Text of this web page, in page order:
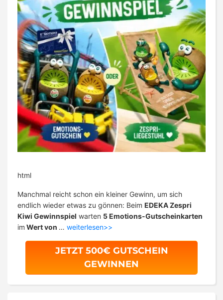
html
Manchmal reicht schon ein kleiner Gewinn, um sich
endlich wieder etwas zu gönnen: Beim EDEKA Zespri
Kiwi Gewinnspiel warten 5 Emotions-Gutscheinkarten
im Wert von … weiterlesen>>
JETZT 500€ GUTSCHEIN
GEWINNEN